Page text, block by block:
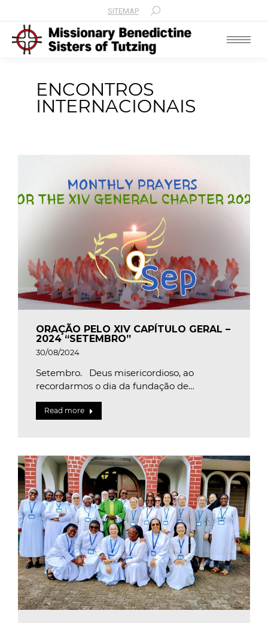
SITEMAP Search:
ENCONTROS
INTERNACIONAIS
ORAÇÃO PELO XIV CAPÍTULO GERAL –
2024 “SETEMBRO”
30/08/2024
Setembro. Deus misericordioso, ao
recordarmos o dia da fundação de…
Read more